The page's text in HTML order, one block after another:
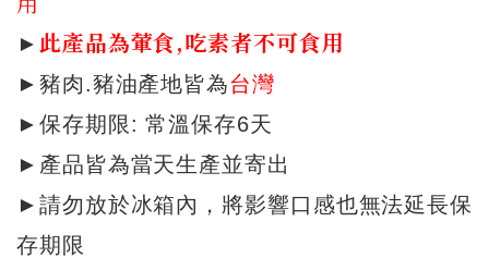
► 此產品為葷食,吃素者不可食用
► 豬肉.豬油產地皆為台灣
► 保存期限:常溫保存6天
► 產品皆為當天生產並寄出
► 請勿放於冰箱內，將影響口感也無法延長保
存期限